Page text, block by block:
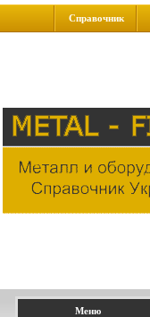
Справочник
Меню